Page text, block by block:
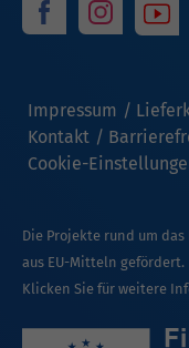
Impressum
Kontakt
Cookie-
Die Projekte rund um
aus EU-Mitteln gefördert.
Klicken Sie für weitere